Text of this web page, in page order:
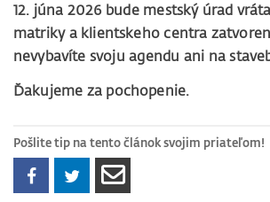
12. júna 2026 bude mestský úrad
matriky a klientskeho centra
nevybavíte svoju agendu ani na
Ďakujeme za pochopenie.
Pošlite tip na tento článok svojim priateľom!